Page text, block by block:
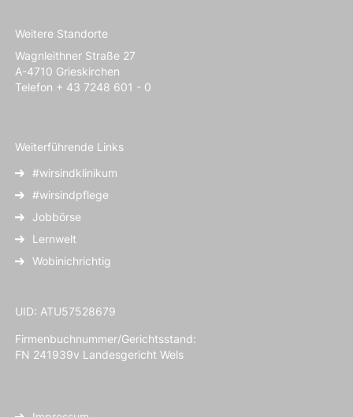
Weitere Standorte
Wagnleithner Straße 27
A-4710 Grieskirchen
Telefon + 43 7248 601 - 0
Weiterführende Links
#wirsindklinikum
#wirsindpflege
Jobbörse
Lernwelt
Wobinichrichtig
UID: ATU57528679
Firmenbuchnummer/Gerichtsstand:
FN 241939v Landesgericht Wels